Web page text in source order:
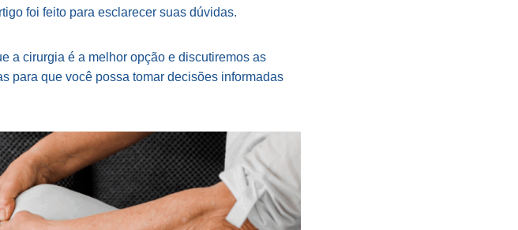
foi feito para esclarecer suas dúvidas.
a cirurgia é a melhor opção e discutiremos as
para que você possa tomar decisões informadas